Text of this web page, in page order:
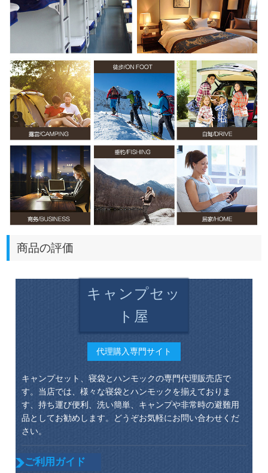
商品の評価
キャンプセッ
ト屋
代理購入専門サイト
キャンプセット、寝袋とハンモックの専門代理販売店で
す。当店では、様々な寝袋とハンモックを揃えておりま
す、持ち運び便利、洗い簡単、キャンプや非常時の避難用
品としてお勧めします。どうぞお気軽にお問い合わせくだ
さい。
ご利用ガイド